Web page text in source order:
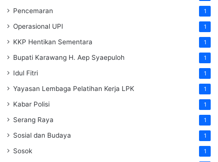
Pencemaran 1
Operasional UPI 1
KKP Hentikan Sementara 1
Bupati Karawang H. Aep Syaepuloh 1
Idul Fitri 1
Yayasan Lembaga Pelatihan Kerja LPK 1
Kabar Polisi 1
Serang Raya 1
Sosial dan Budaya 1
Sosok 1